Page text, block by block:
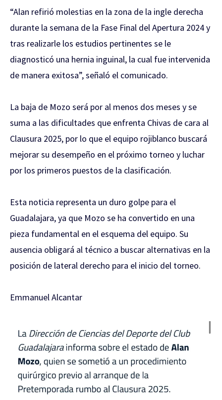
“Alan refirió molestias en la zona de la ingle derecha
durante la semana de la Fase Final del Apertura 2024 y
tras realizarle los estudios pertinentes se le
diagnosticó una hernia inguinal, la cual fue intervenida
de manera exitosa”, señaló el comunicado.
La baja de Mozo será por al menos dos meses y se
suma a las dificultades que enfrenta Chivas de cara al
Clausura 2025, por lo que el equipo rojiblanco buscará
mejorar su desempeño en el próximo torneo y luchar
por los primeros puestos de la clasificación.
Esta noticia representa un duro golpe para el
Guadalajara, ya que Mozo se ha convertido en una
pieza fundamental en el esquema del equipo. Su
ausencia obligará al técnico a buscar alternativas en la
posición de lateral derecho para el inicio del torneo.
Emmanuel Alcantar